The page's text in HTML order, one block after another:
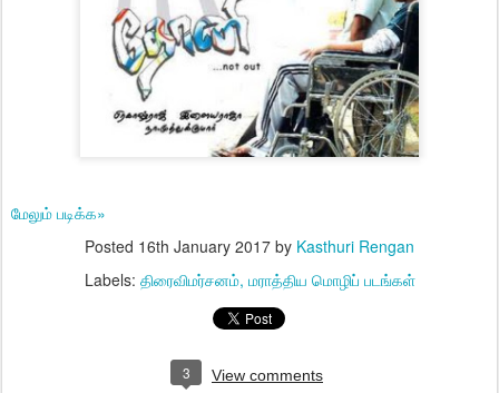
மேலும் படிக்க»
Posted 16th January 2017 by Kasthuri Rengan
Labels: திரைவிமர்சனம் மராத்திய மொழிப் படங்கள்
3 View comments